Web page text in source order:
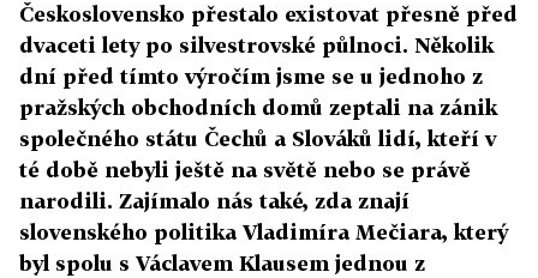
Československo přestalo existovat přesně před
dvaceti lety po silvestrovské půlnoci. Několik
dní před tímto výročím jsme se u jednoho z
pražských obchodních domů zeptali na zánik
společného státu Čechů a Slováků lidí, kteří v
té době nebyli ještě na světě nebo se právě
narodili. Zajímalo nás také, zda znají
slovenského politika Vladimíra Mečiara, který
byl spolu s Václavem Klausem jednou z